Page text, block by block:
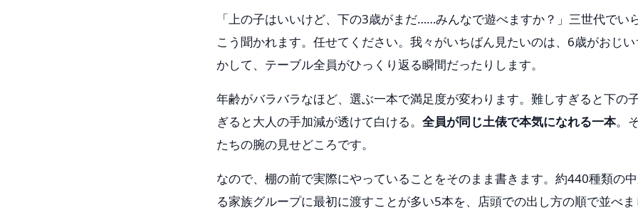
「上の子はいいけど、下の3歳がまだ……みんなで遊べますか？」三世代でい
こう聞かれます。任せてください。我々がいちばん見たいのは、6歳がおじ
かして、テーブル全員がひっくり返る瞬間だったりします。
年齢がバラバラなほど、選ぶ一本で満足度が変わります。難しすぎると下の
ぎると大人の手加減が透けて白ける。 全員が同じ土俵で本気になれる一本。
たちの腕の見せどころです。
なので、棚の前で実際にやっていることをそのまま書きます。約440種類の
る家族グループに最初に渡すことが多い5本を、店頭での出し方の順で並べ